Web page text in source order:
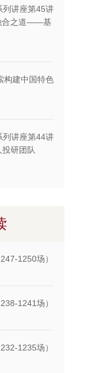
列讲座第45讲
合之道——基
构建中国特色
列讲座第44讲
研团队
1250场）
1241场）
1235场）